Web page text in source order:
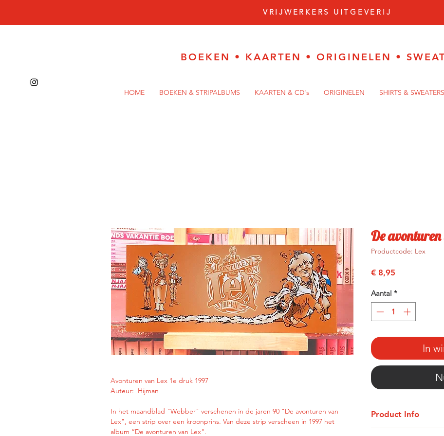
VRIJWERKERS UITGEVERIJ
BOEKEN • KAARTEN • ORIGINELEN •
HOME BOEKEN & STRIPALBUMS KAARTEN & CD's ORIGINELEN SHIRTS & SWEATERS
Avonturen van Lex 1e druk 1997
Auteur: Hijman
In het maandblad "Webber" verschenen in de jaren 90 "De avonturen van
Lex", een strip over een kroonprins. Van deze strip verscheen in 1997 het
album “De avonturen van Lex".
De avonturen
Productcode: Lex
€ 8,95
Aantal *
In
Product Info